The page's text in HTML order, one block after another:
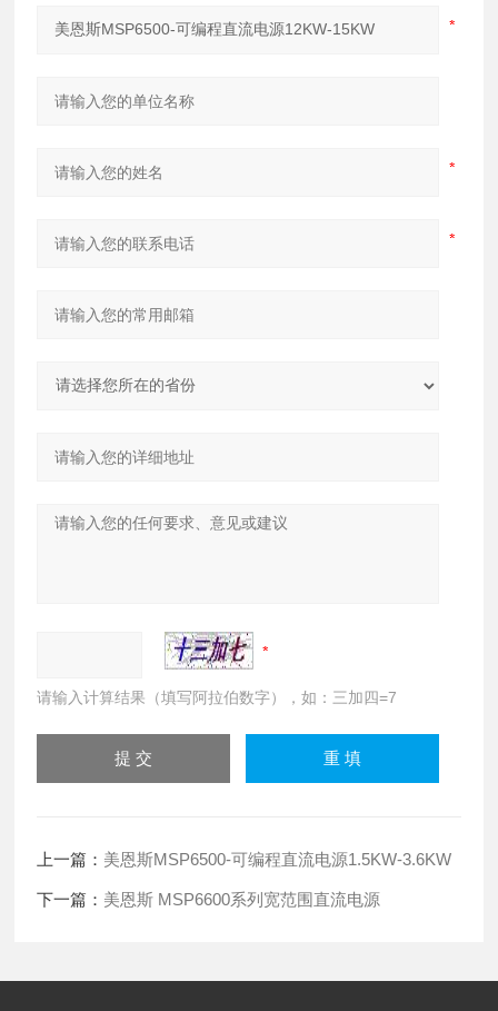
请输入计算结果（填写阿拉伯数字），如：三加四=7
上一篇： 美恩斯MSP6500-可编程直流电源1.5KW-3.6KW
下一篇： 美恩斯 MSP6600系列宽范围直流电源